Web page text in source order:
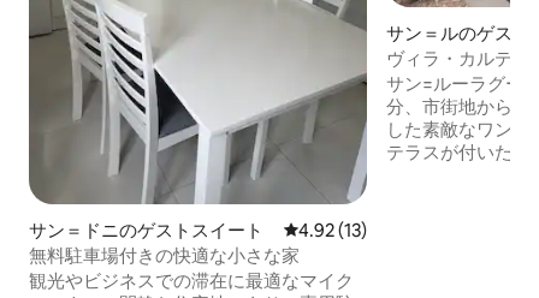
サン＝ドニのゲストスイート レビュー13件、5つ星中4.92つ
4.92 (13)
無料駐車場付きの快適な小さな家
観光やビジネスでの滞在に最適なマイク
サン＝ルのゲスト
ヴィラ・カルティ
立したワンルーム
サン=ルーラグー
分、市街地から1
した素敵なワン
テラスが付いた小